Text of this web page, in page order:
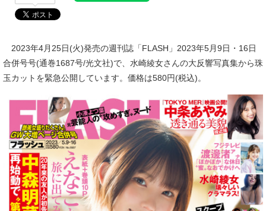
2023年4月25日(火)発売の週刊誌「FLASH」2023年5月9日・16日
合併号号(通巻1687号/光文社)で、水崎綾女さんの大反響写真集から珠
玉カットを緊急公開しています。価格は580円(税込)。